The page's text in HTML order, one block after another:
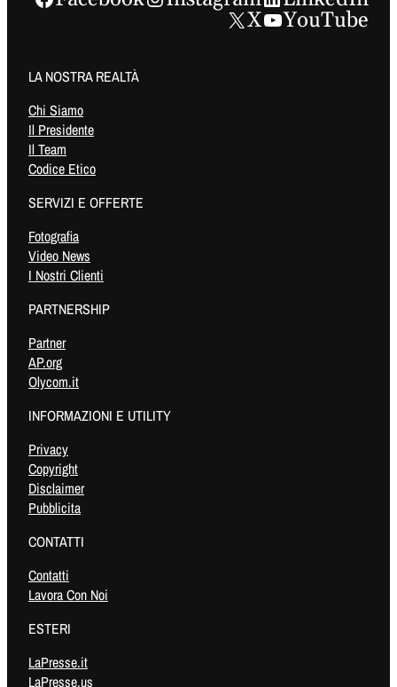
X
YouTube
LA NOSTRA REALTÀ
Chi Siamo
Il Presidente
Il Team
Codice Etico
SERVIZI E OFFERTE
Fotografia
Video News
I Nostri Clienti
PARTNERSHIP
Partner
AP.org
Olycom.it
INFORMAZIONI E UTILITY
Privacy
Copyright
Disclaimer
Pubblicita
CONTATTI
Contatti
Lavora Con Noi
ESTERI
LaPresse.it
LaPresse.us